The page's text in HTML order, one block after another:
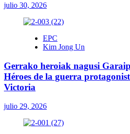
julio 30, 2026
EPC
Kim Jong Un
Gerrako heroiak nagusi
Héroes de la guerra
Victoria
julio 29, 2026